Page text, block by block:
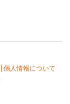
個人情報について